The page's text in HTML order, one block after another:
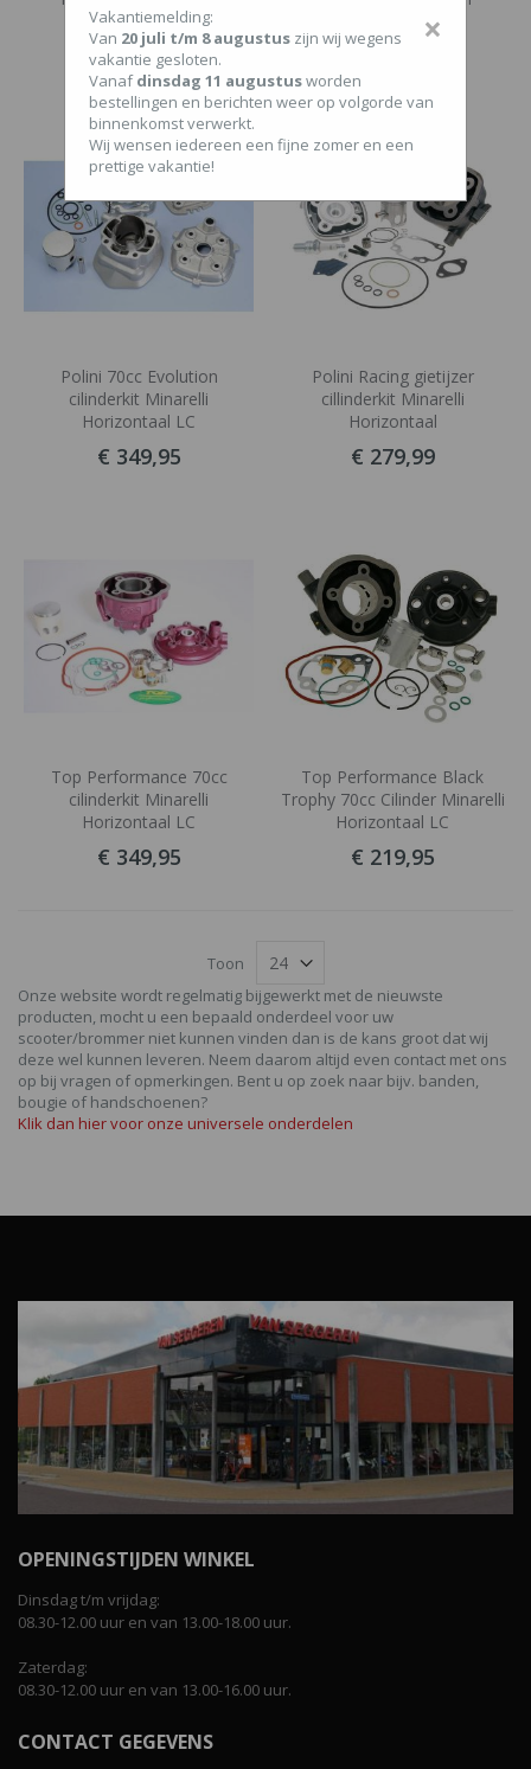
watergekoeld
€ 229,95
watergekoeld
€ 219,95
Polini 70cc Evolution
cilinderkit Minarelli
Horizontaal LC
€ 349,95
Polini Racing gietijzer
cillinderkit Minarelli
Horizontaal
€ 279,99
Top Performance 70cc
cilinderkit Minarelli
Horizontaal LC
€ 349,95
Top Performance Black
Trophy 70cc Cilinder Minarelli
Horizontaal LC
€ 219,95
Toon
Onze website wordt regelmatig bijgewerkt met de nieuwste
producten, mocht u een bepaald onderdeel voor uw
scooter/brommer niet kunnen vinden dan is de kans groot dat wij
deze wel kunnen leveren. Neem daarom altijd even contact met ons
op bij vragen of opmerkingen. Bent u op zoek naar bijv. banden,
bougie of handschoenen?
Klik dan hier voor onze universele onderdelen
OPENINGSTIJDEN WINKEL
Dinsdag t/m vrijdag:
08.30-12.00 uur en van 13.00-18.00 uur.
Zaterdag:
08.30-12.00 uur en van 13.00-16.00 uur.
CONTACT GEGEVENS
×
Vakantiemelding:
Van 20 juli t/m 8 augustus zijn wij wegens
vakantie gesloten.
Vanafdinsdag 11 augustusworden
bestellingen en berichten weer op volgorde van
binnenkomst verwerkt.
Wij wensen iedereen een fijne zomer en een
prettige vakantie!